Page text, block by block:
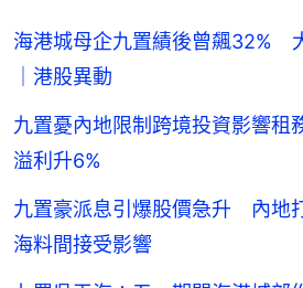
海港城母企九置績後曾飆32%
｜港股異動
九置憂內地限制跨境投資影響
溢利升6%
九置豪派息引爆股價急升 內地
海料間接受影響